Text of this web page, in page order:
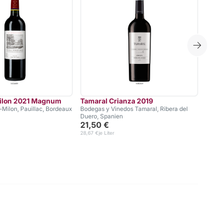
2021 Magnum
Pauillac, Bordeaux
Tamaral Crianza 2019
Bodegas y Vinedos Tamaral, Ribera del
Duero, Spanien
21,50 €
je Liter
28,67 €